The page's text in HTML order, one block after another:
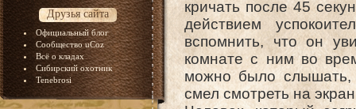
Друзья сайта
Официальный блог
Сообщество uCoz
Всё о кладах
Сибирский охотник
Tenebrosi
кричать после 45
действием
вспомнить, что он
комнате с ним во
можно было слышать,
смел смотреть на